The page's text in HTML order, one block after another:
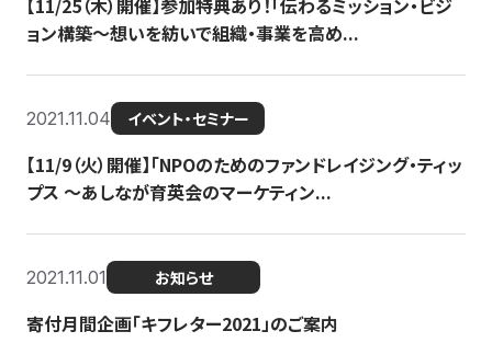
【11/25（木）開催】参加特典あり！「伝わるミッション・ビジ
ョン構築〜想いを紡いで組織・事業を高め...
2021.11.04 イベント・セミナー
【11/9（火）開催】「NPOのためのファンドレイジング・ティッ
プス 〜あしなが育英会のマーケティン...
2021.11.01 お知らせ
寄付月間企画「キフレター2021」のご案内